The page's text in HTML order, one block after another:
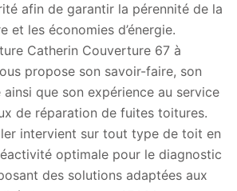
afin de garantir la pérennité de la
et les économies d’énergie.
Catherin Couverture 67 à
propose son savoir-faire, son
que son expérience au service
de réparation de fuites toitures.
intervient sur tout type de toit en
optimale pour le diagnostic
des solutions adaptées aux